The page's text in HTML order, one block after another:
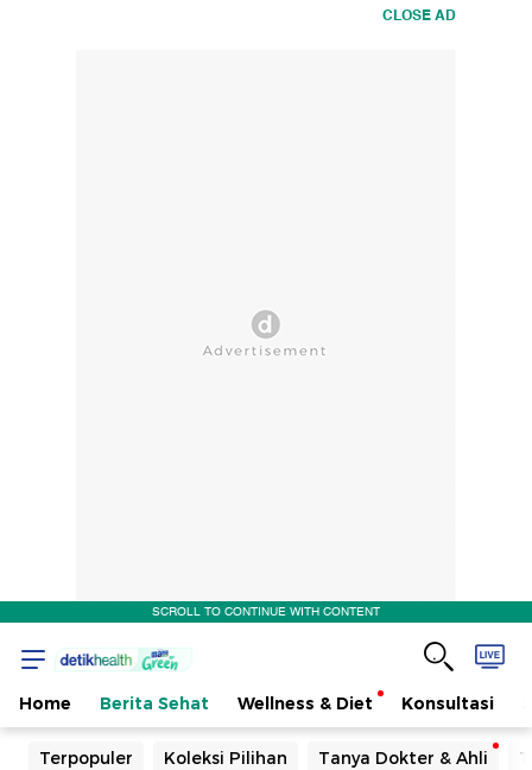
CLOSE AD
SCROLL TO CONTINUE WITH CONTENT
Home Berita Sehat Wellness & Diet Konsultasi
Terpopuler Koleksi Pilihan Tanya Dokter & Ahli